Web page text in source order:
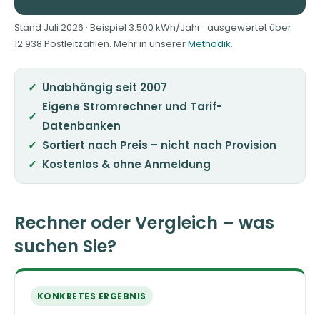
Stand Juli 2026 · Beispiel 3.500 kWh/Jahr · ausgewertet über
12.938 Postleitzahlen. Mehr in unsererMethodik.
Unabhängig seit 2007
Eigene Stromrechner und Tarif-
Datenbanken
Sortiert nach Preis – nicht nach Provision
Kostenlos & ohne Anmeldung
Rechner oder Vergleich – was
suchen Sie?
KONKRETES ERGEBNIS